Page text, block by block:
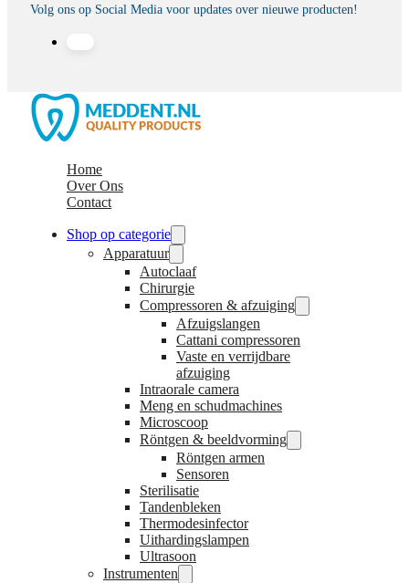
Volg ons op Social Media voor updates over nieuwe producten!
Home
Over Ons
Contact
Shop op categorie
Apparatuur
Autoclaaf
Chirurgie
Compressoren & afzuiging
Afzuigslangen
Cattani compressoren
Vaste en verrijdbare
afzuiging
Intraorale camera
Meng en schudmachines
Microscoop
Röntgen & beeldvorming
Röntgen armen
Sensoren
Sterilisatie
Tandenbleken
Thermodesinfector
Uithardingslampen
Ultrasoon
Instrumenten